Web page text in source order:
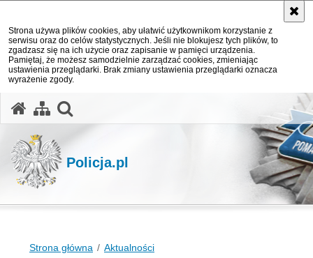
Strona używa plików cookies, aby ułatwić użytkownikom korzystanie z
serwisu oraz do celów statystycznych. Jeśli nie blokujesz tych plików, to
zgadzasz się na ich użycie oraz zapisanie w pamięci urządzenia.
Pamiętaj, że możesz samodzielnie zarządzać cookies, zmieniając
ustawienia przeglądarki. Brak zmiany ustawienia przeglądarki oznacza
wyrażenie zgody.
Policja.pl
Strona główna Aktualności